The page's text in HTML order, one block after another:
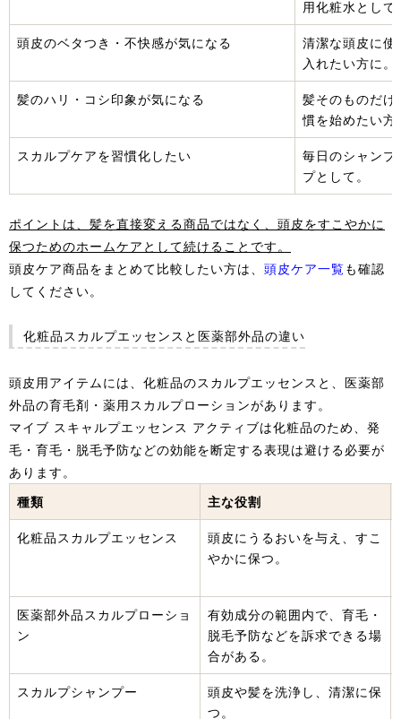
用化粧水として
頭皮のベタつき・不快感が気になる
清潔な頭皮に
入れたい方に。
髪のハリ・コシ印象が気になる
髪そのものだ
慣を始めたい方
スカルプケアを習慣化したい
毎日のシャン
プとして。
ポイントは、髪を直接変える商品ではなく、頭皮をすこやかに
保つためのホームケアとして続けることです。
頭皮ケア商品をまとめて比較したい方は、 頭皮ケア一覧も確認
してください。
化粧品スカルプエッセンスと医薬部外品の違い
頭皮用アイテムには、化粧品のスカルプエッセンスと、医薬部
外品の育毛剤・薬用スカルプローションがあります。
マイブ スキャルプエッセンス アクティブは化粧品のため、発
毛・育毛・脱毛予防などの効能を断定する表現は避ける必要が
あります。
種類
主な役割
化粧品スカルプエッセンス
頭皮にうるおいを与え、すこ
やかに保つ。
医薬部外品スカルプローショ
ン
有効成分の範囲内で、育毛・
脱毛予防などを訴求できる場
合がある。
スカルプシャンプー
頭皮や髪を洗浄し、清潔に保
つ。